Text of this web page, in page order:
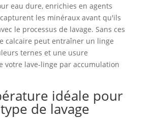
eau dure, enrichies en agents
les minéraux avant qu'ils
le processus de lavage. Sans ces
calcaire peut entraîner un linge
ternes et une usure
votre lave-linge par accumulation
idéale pour
de lavage